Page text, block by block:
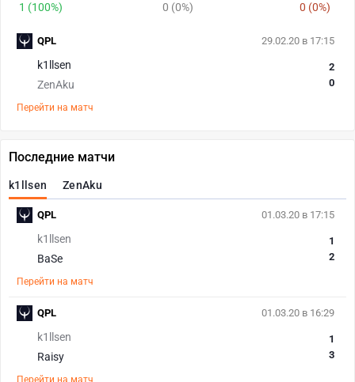
1 (100%) 0 (0%) 0 (0%)
29.02.20 в 17:15
k1llsen
ZenAku
2
0
Перейти на матч
QPL
Последние матчи
k1llsen ZenAku
01.03.20 в 17:15
k1llsen
BaSe
1
2
Перейти на матч
QPL
01.03.20 в 16:29
k1llsen
Raisy
1
3
Перейти на матч
QPL